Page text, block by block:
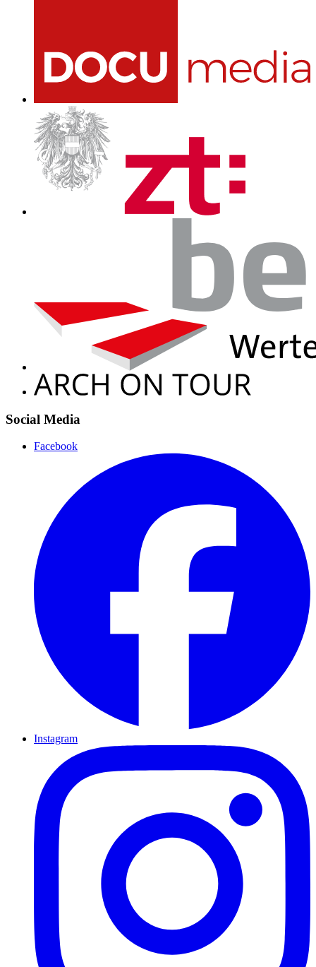
Social Media
Facebook
Instagram